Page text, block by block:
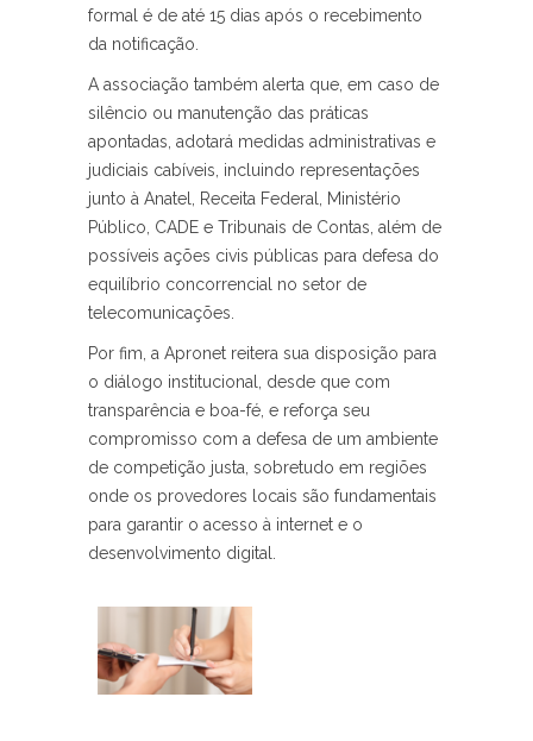
formal é de até 15 dias após o recebimento
da notificação.
A associação também alerta que, em caso de
silêncio ou manutenção das práticas
apontadas, adotará medidas administrativas e
judiciais cabíveis, incluindo representações
junto à Anatel, Receita Federal, Ministério
Público, CADE e Tribunais de Contas, além de
possíveis ações civis públicas para defesa do
equilíbrio concorrencial no setor de
telecomunicações.
Por fim, a Apronet reitera sua disposição para
o diálogo institucional, desde que com
transparência e boa-fé, e reforça seu
compromisso com a defesa de um ambiente
de competição justa, sobretudo em regiões
onde os provedores locais são fundamentais
para garantir o acesso à internet e o
desenvolvimento digital.